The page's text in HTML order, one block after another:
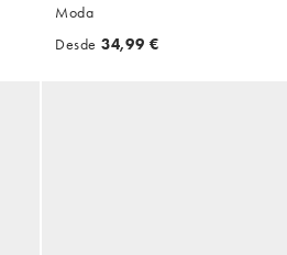
Moda
Desde 34,99 €